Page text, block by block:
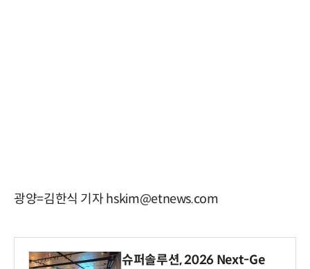
광양=김한식 기자 hskim@etnews.com
슈퍼솔루션, 2026 Next-Ge